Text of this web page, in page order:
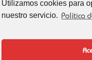
Utilizamos cookies para
nuestro servicio. Política
AVISOS LEGALES